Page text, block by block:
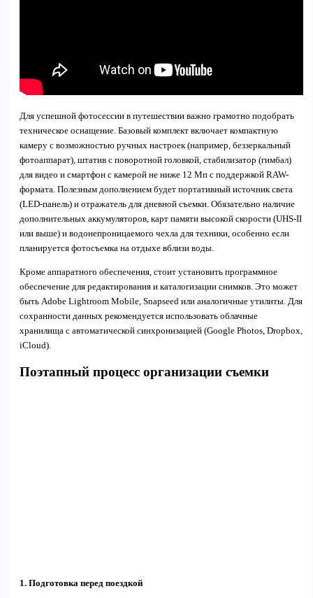
Для успешной фотосессии в путешествии важно грамотно подобрать
техническое оснащение. Базовый комплект включает компактную
камеру с возможностью ручных настроек (например, беззеркальный
фотоаппарат), штатив с поворотной головкой, стабилизатор (гимбал)
для видео и смартфон с камерой не ниже 12 Мп с поддержкой RAW-
формата. Полезным дополнением будет портативный источник света
(LED-панель) и отражатель для дневной съемки. Обязательно наличие
дополнительных аккумуляторов, карт памяти высокой скорости (UHS-II
или выше) и водонепроницаемого чехла для техники, особенно если
планируется фотосъемка на отдыхе вблизи воды.
Кроме аппаратного обеспечения, стоит установить программное
обеспечение для редактирования и каталогизации снимков. Это может
быть Adobe Lightroom Mobile, Snapseed или аналогичные утилиты. Для
сохранности данных рекомендуется использовать облачные
хранилища с автоматической синхронизацией (Google Photos, Dropbox,
iCloud).
Поэтапный процесс организации съемки
1. Подготовка перед поездкой